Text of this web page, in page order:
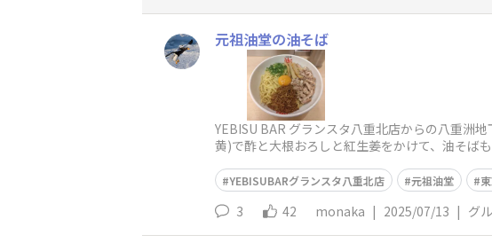
元祖油堂の油そば
YEBISU BAR グランスタ八重北店からの八重洲
黄)で酢と大根おろしと紅生姜をかけて、油そば
YEBISUBARグランスタ八重北店 元祖油堂
3 42 monaka | 2025/07/13 | グ